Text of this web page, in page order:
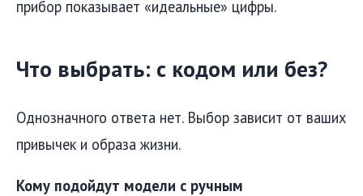
прибор показывает «идеальные» цифры.
Что выбрать: с кодом или без?
Однозначного ответа нет. Выбор зависит от ваших
привычек и образа жизни.
Кому подойдут модели с ручным